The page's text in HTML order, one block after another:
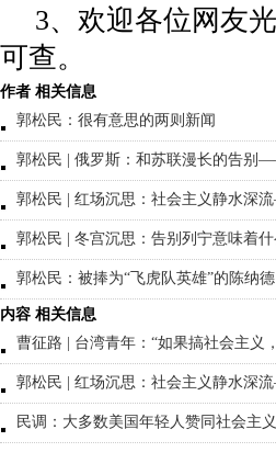
3、欢迎各位网友
可查。
作者 相关信息
郭松民：很有意思的两则新闻
郭松民 | 俄罗斯：和苏联漫长的告别
郭松民 | 红场沉思：社会主义静水深
郭松民 | 冬宫沉思：告别列宁意味着什
郭松民：被捧为“飞虎队英雄”的陈纳
内容 相关信息
曹征路 | 台湾青年：“如果搞社会主
郭松民 | 红场沉思：社会主义静水深
民调：大多数美国年轻人赞同社会主义